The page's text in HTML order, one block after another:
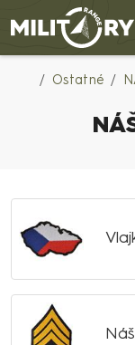
Army shop
Ostatné